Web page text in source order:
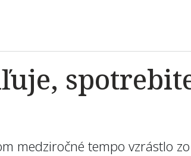
medziročné tempo vzrástlo